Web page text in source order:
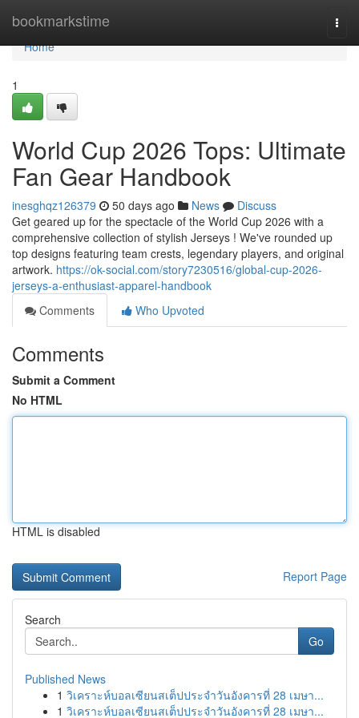
bookmarkstime
Home
Home
1
World Cup 2026 Tops: Ultimate
Fan Gear Handbook
inesghqz126379 50 days ago News
Discuss
Get geared up for the spectacle of the World Cup 2026 with a
comprehensive collection of stylish Jerseys ! We've rounded up
top designs featuring team crests, legendary players, and original
artwork. https://ok-social.com/story7230516/global-cup-2026-
jerseys-a-enthusiast-apparel-handbook
Comments
Who Upvoted
Comments
Submit a Comment
No HTML
HTML is disabled
Report Page
Search
Go
Published News
1 วิเคราะห์บอลเซียนสเต็ปประจำวันอังคารที่ 28 เมษา...
1 วิเคราะห์บอลเซียนสเต็ปประจำวันอังคารที่ 28 เมษา...